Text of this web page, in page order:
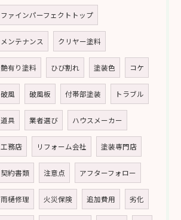
ファインパーフェクトトップ
メンテナンス クリヤー塗料
艶有り塗料 ひび割れ 塗装色 コケ
破風 破風板 付帯部塗装 トラブル
道具 業者選び ハウスメーカー
工務店 リフォーム会社 塗装専門店
契約書類 注意点 アフターフォロー
雨樋修理 火災保険 追加費用 劣化